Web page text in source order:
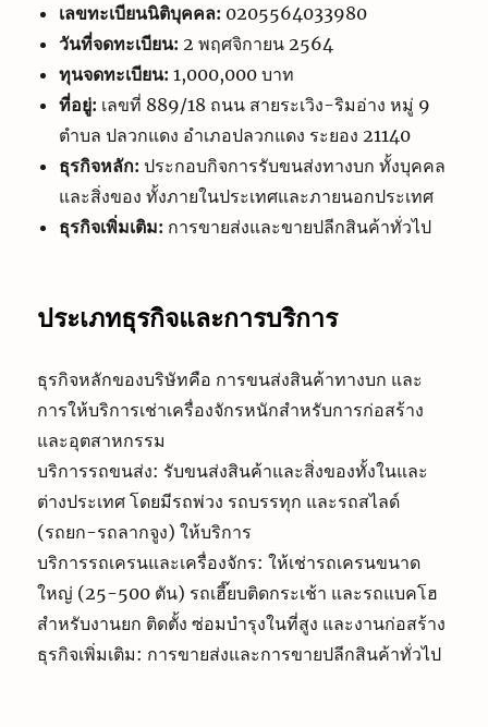
เลขทะเบียนนิติบุคคล: 0205564033980
วันที่จดทะเบียน: 2 พฤศจิกายน 2564
ทุนจดทะเบียน: 1,000,000 บาท
ที่อยู่: เลขที่ 889/18 ถนน สายระเวิง-ริมอ่าง หมู่ 9
ตำบล ปลวกแดง อำเภอปลวกแดง ระยอง 21140
ธุรกิจหลัก: ประกอบกิจการรับขนส่งทางบก ทั้งบุคคล
และสิ่งของ ทั้งภายในประเทศและภายนอกประเทศ
ธุรกิจเพิ่มเติม: การขายส่งและขายปลีกสินค้าทั่วไป
ประเภทธุรกิจและการบริการ
ธุรกิจหลักของบริษัทคือ การขนส่งสินค้าทางบก และ
การให้บริการเช่าเครื่องจักรหนักสำหรับการก่อสร้าง
และอุตสาหกรรม
บริการรถขนส่ง: รับขนส่งสินค้าและสิ่งของทั้งในและ
ต่างประเทศ โดยมีรถพ่วง รถบรรทุก และรถสไลด์
(รถยก-รถลากจูง) ให้บริการ
บริการรถเครนและเครื่องจักร: ให้เช่ารถเครนขนาด
ใหญ่ (25-500 ตัน) รถเฮี๊ยบติดกระเช้า และรถแบคโฮ
สำหรับงานยก ติดตั้ง ซ่อมบำรุงในที่สูง และงานก่อสร้าง
ธุรกิจเพิ่มเติม: การขายส่งและการขายปลีกสินค้าทั่วไป